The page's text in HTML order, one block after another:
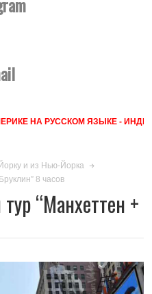
НА РУССКОМ ЯЗЫКЕ -
и из Нью-Йорка
8 часов
“Манхеттен +